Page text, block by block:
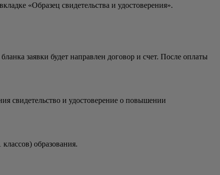
«Образец свидетельства и удостоверения».
заявки будет направлен договор и счет. После оплаты
свидетельство и удостоверение о повышении
образования.